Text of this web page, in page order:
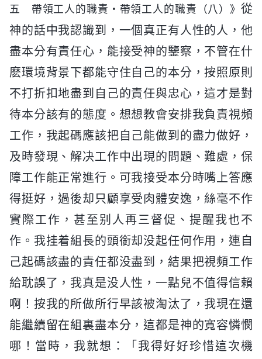
五 帶領工人的職責・帶領工人的職責（八）》 從
神的話中我認識到，一個真正有人性的人，他
盡本分有責任心，能接受神的鑒察，不管在什
麽環境背景下都能守住自己的本分，按照原則
不打折扣地盡到自己的責任與忠心，這才是對
待本分該有的態度。想想教會安排我負責視頻
工作，我起碼應該把自己能做到的盡力做好，
及時發現、解决工作中出現的問題、難處，保
障工作能正常進行。可我接受本分時嘴上答應
得挺好，過後却只顧享受肉體安逸，絲毫不作
實際工作，甚至别人再三督促、提醒我也不
作。我挂着組長的頭銜却没起任何作用，連自
己起碼該盡的責任都没盡到，結果把視頻工作
給耽誤了，我真是没人性，一點兒不值得信賴
啊！按我的所做所行早該被淘汰了，我現在還
能繼續留在組裏盡本分，這都是神的寬容憐憫
哪！當時，我就想：「我得好好珍惜這次機